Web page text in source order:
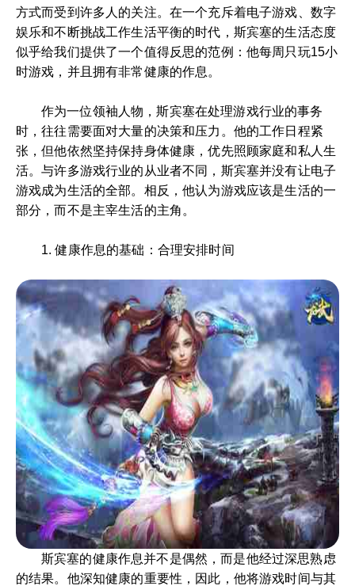
方式而受到许多人的关注。在一个充斥着电子游戏、数字
娱乐和不断挑战工作生活平衡的时代，斯宾塞的生活态度
似乎给我们提供了一个值得反思的范例：他每周只玩15小
时游戏，并且拥有非常健康的作息。
作为一位领袖人物，斯宾塞在处理游戏行业的事务
时，往往需要面对大量的决策和压力。他的工作日程紧
张，但他依然坚持保持身体健康，优先照顾家庭和私人生
活。与许多游戏行业的从业者不同，斯宾塞并没有让电子
游戏成为生活的全部。相反，他认为游戏应该是生活的一
部分，而不是主宰生活的主角。
1. 健康作息的基础：合理安排时间
斯宾塞的健康作息并不是偶然，而是他经过深思熟虑
的结果。他深知健康的重要性，因此，他将游戏时间与其